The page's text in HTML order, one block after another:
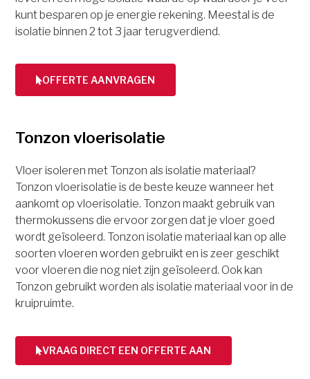
kunt besparen op je energie rekening. Meestal is de
isolatie binnen 2 tot 3 jaar terugverdiend.
OFFERTE AANVRAGEN
Tonzon vloerisolatie
Vloer isoleren met Tonzon als isolatie materiaal?
Tonzon vloerisolatie is de beste keuze wanneer het
aankomt op vloerisolatie. Tonzon maakt gebruik van
thermokussens die ervoor zorgen dat je vloer goed
wordt geïsoleerd. Tonzon isolatie materiaal kan op alle
soorten vloeren worden gebruikt en is zeer geschikt
voor vloeren die nog niet zijn geïsoleerd. Ook kan
Tonzon gebruikt worden als isolatie materiaal voor in de
kruipruimte.
VRAAG DIRECT EEN OFFERTE AAN